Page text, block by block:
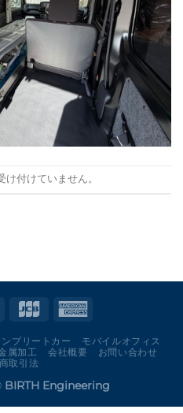
付けていません。
プリートカー
モバイルオフィス
属加工 会社概要
お問い合わせ
取引法
BIRTH Engineering